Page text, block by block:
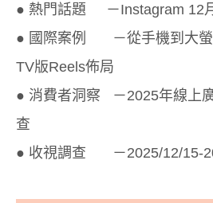
● 熱門話題 －Instagram 12
● 國際案例 －從手機到大螢
TV版Reels佈局
● 消費者洞察 －2025年線上
查
● 收視調查 －2025/12/15-